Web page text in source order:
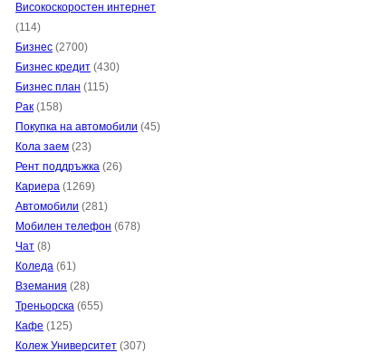
Високоскоростен интернет
(114)
Бизнес (2700)
Бизнес кредит (430)
Бизнес план (115)
Рак (158)
Покупка на автомобили (45)
Кола заем (23)
Рент поддръжка (26)
Кариера (1269)
Автомобили (281)
Мобилен телефон (678)
Чат (8)
Коледа (61)
Вземания (28)
Треньорска (655)
Кафе (125)
Колеж Университет (307)